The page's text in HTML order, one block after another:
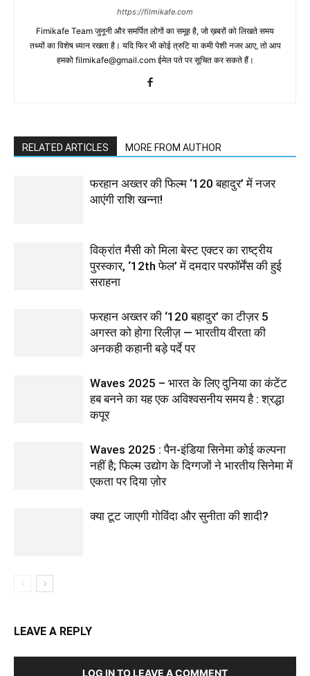
https://filmikafe.com
Fimikafe Team जुनूनी और समर्पित लोगों का समूह है, जो ख़बरों को लिखते समय
तथ्‍यों का विशेष ध्‍यान रखता है। यदि फिर भी कोई त्रुटि या कमी पेशी नजर आए, तो आप
हमको filmikafe@gmail.com ईमेल पते पर सूचित कर सकते हैं।
RELATED ARTICLES MORE FROM AUTHOR
फरहान अख्तर की फिल्म ‘120 बहादुर’ में नजर
आएंगी राशि खन्ना!
विक्रांत मैसी को मिला बेस्ट एक्टर का राष्ट्रीय
पुरस्कार, ‘12th फेल’ में दमदार परफॉर्मेंस की हुई
सराहना
फरहान अख्तर की ‘120 बहादुर’ का टीज़र 5
अगस्त को होगा रिलीज़ — भारतीय वीरता की
अनकही कहानी बड़े पर्दे पर
Waves 2025 – भारत के लिए दुनिया का कंटेंट
हब बनने का यह एक अविश्वसनीय समय है : श्रद्धा
कपूर
Waves 2025 : पैन-इंडिया सिनेमा कोई कल्पना
नहीं है; फिल्म उद्योग के दिग्गजों ने भारतीय सिनेमा में
एकता पर दिया ज़ोर
क्या टूट जाएगी गोविंदा और सुनीता की शादी?
LEAVE A REPLY
LOG IN TO LEAVE A COMMENT